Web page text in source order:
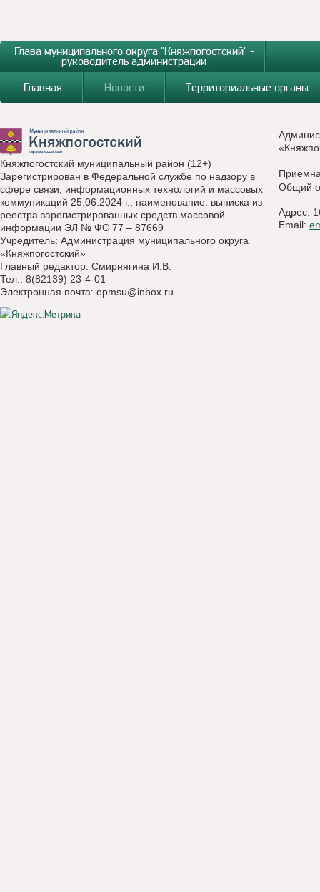
Глава муниципального округа "Княжпогостский" -
руководитель администрации
Главная
Новости Территориальные органы
Княжпогостский муниципальный район (12+)
Зарегистрирован в Федеральной службе по надзору в
сфере связи, информационных технологий и массовых
коммуникаций 25.06.2024 г., наименование: выписка из
реестра зарегистрированных средств массовой
информации ЭЛ № ФС 77 – 87669
Учредитель: Администрация муниципального округа
«Княжпогостский»
Главный редактор: Смирнягина И.В.
Тел.: 8(82139) 23-4-01
Электронная почта: opmsu@inbox.ru
Общий
Адрес:
Email: